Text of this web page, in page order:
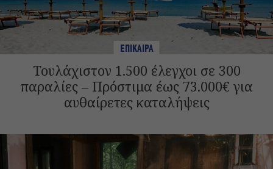
ΕΠΙΚΑΙΡΑ
Τουλάχιστον 1.500 έλεγχοι σε 300
παραλίες – Πρόστιμα έως 73.000€ για
αυθαίρετες καταλήψεις